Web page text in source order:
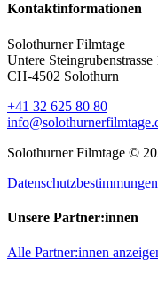
Kontaktinformationen
Solothurner Filmtage
Untere Steingrubenstrasse
CH-4502 Solothurn
+41 32 625 80 80
Solothurner Filmtage ©
Datenschutzbestimmungen
Unsere Partner:innen
Alle Partner:innen